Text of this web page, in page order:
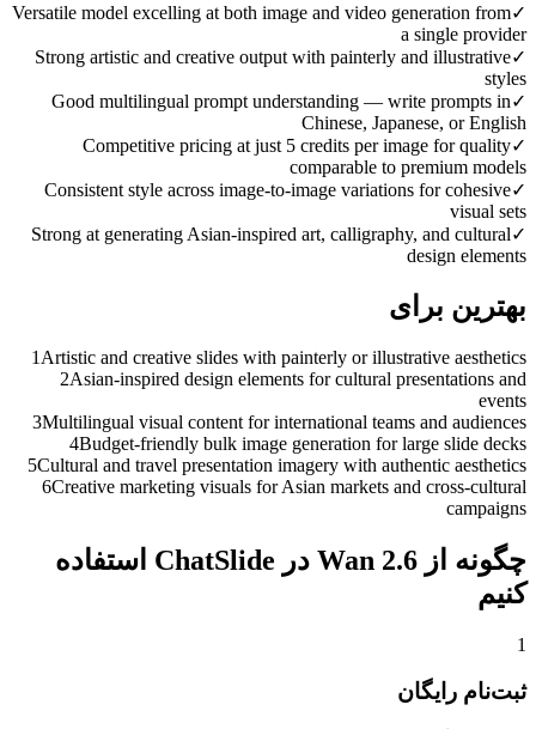
✓
Versatile model excelling at both image and video generation from
a single provider
✓
Strong artistic and creative output with painterly and illustrative
styles
✓
Good multilingual prompt understanding — write prompts in
Chinese, Japanese, or English
✓
Competitive pricing at just 5 credits per image for quality
comparable to premium models
✓
Consistent style across image-to-image variations for cohesive
visual sets
✓
Strong at generating Asian-inspired art, calligraphy, and cultural
design elements
بهترین برای
1 Artistic and creative slides with painterly or illustrative aesthetics
2Asian-inspired design elements for cultural presentations and
events
3Multilingual visual content for international teams and audiences
4Budget-friendly bulk image generation for large slide decks
5Cultural and travel presentation imagery with authentic aesthetics
6Creative marketing visuals for Asian markets and cross-cultural
campaigns
چگونه از Wan 2.6 در ChatSlide استفاده
کنیم
1
ثبت‌نام رایگان